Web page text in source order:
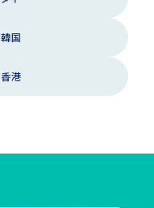
韓国
香港